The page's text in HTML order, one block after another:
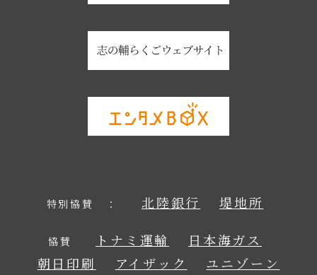
特別協賛 ： 北陸銀行 堤地所
協賛 トナミ運輸
日本海ガス
朝日印刷
アイザック ユニゾーン